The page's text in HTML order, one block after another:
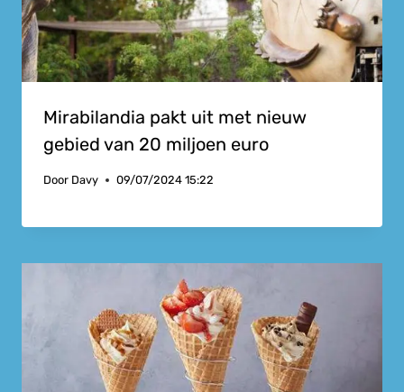
Mirabilandia pakt uit met nieuw
gebied van 20 miljoen euro
Door Davy 09/07/2024 15:22